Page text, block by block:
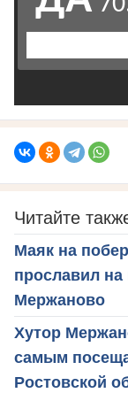
Читайте
Маяк на
прославил
Мержаново
Хутор
самым
Ростовской